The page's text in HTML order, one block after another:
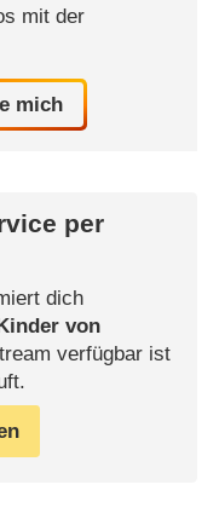
mit der
mich
per
dich
von
verfügbar ist